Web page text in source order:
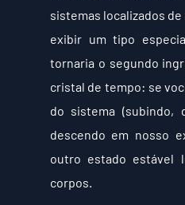
sistemas localizados
exibir um tipo
tornaria o segundo
cristal de tempo: se
do sistema (subindo,
descendo em nosso
outro estado estável
corpos.